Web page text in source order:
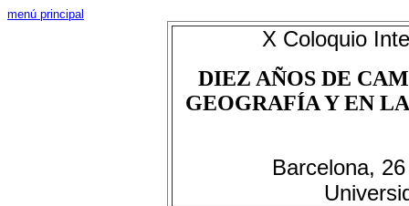
menú principal
X Coloquio
DIEZ AÑOS DE
GEOGRAFÍA Y EN
Barcelona,